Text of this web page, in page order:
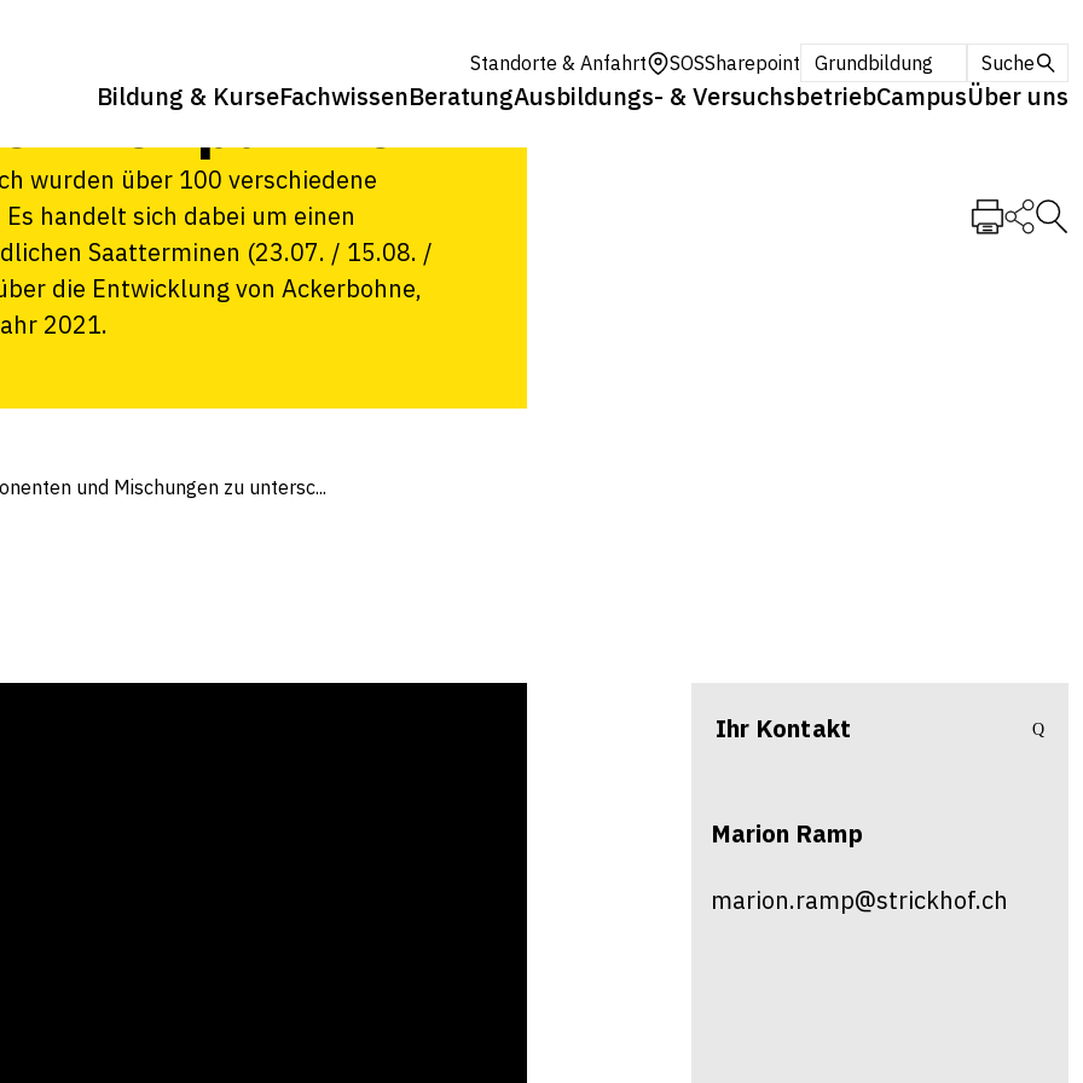
Standorte & Anfahrt SOSSharepoint Grundbildung Suche
Bildung & KurseFachwissenBeratungAusbildungs- & VersuchsbetriebCampusÜber uns
Zeitpunkten
wurden über 100 verschiedene
handelt sich dabei um einen
Saatterminen (23.07. / 15.08. /
die Entwicklung von Ackerbohne,
2021.
und Mischungen zu untersc...
Ihr Kontakt
Marion Ramp
marion.ramp@strickhof.ch